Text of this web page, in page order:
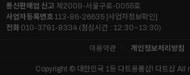
통신판매업 신고 제2009-서울구로-0055호
사업자등록번호 113-86-26635 [사업자정보확인]
전화 010-3791-8334 (점심시간 : 12:30~13:30)
이용약관 개인정보처리방침
Copyright © 대한민국 1등 다트용품샵! 다트샵 All